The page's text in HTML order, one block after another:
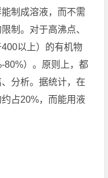
制成溶液，而不需
制。对于高沸点、
以上）的有机物
80%）。原则上，都
分析。据统计，在
占20%，而能用液